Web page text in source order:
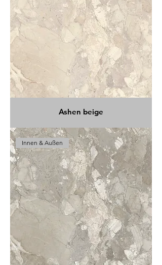
Ashen beige
Innen & Außen